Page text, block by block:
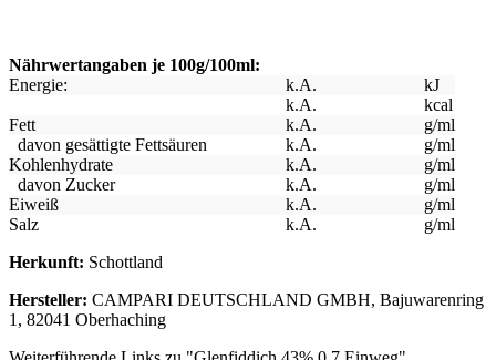
Nährwertangaben je 100g/100ml:
Energie:
k.A.
kJ
k.A.
kcal
Fett
k.A.
g/ml
davon gesättigte Fettsäuren
k.A.
g/ml
Kohlenhydrate
k.A.
g/ml
davon Zucker
k.A.
g/ml
Eiweiß
k.A.
g/ml
Salz
k.A.
g/ml
Herkunft: Schottland
Hersteller: CAMPARI DEUTSCHLAND GMBH, Bajuwarenring
1, 82041 Oberhaching